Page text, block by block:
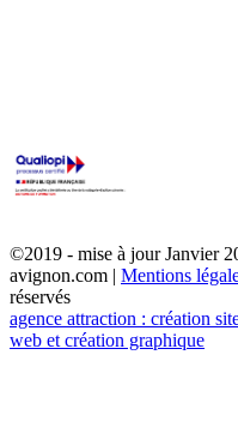
©2019 - mise à jour Janvier
avignon.com | Mentions
réservés
agence attraction : création
web et création graphique